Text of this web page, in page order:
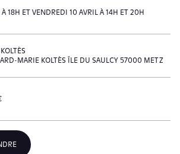
18H ET VENDREDI 10 AVRIL À 14H ET 20H
MARIE KOLTÈS ÎLE DU SAULCY 57000 METZ